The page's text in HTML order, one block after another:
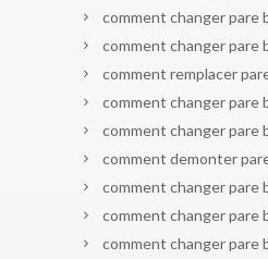
comment changer pare
comment changer pare
comment remplacer
comment changer pare
comment changer pare
comment demonter
comment changer pare
comment changer pare
comment changer pare